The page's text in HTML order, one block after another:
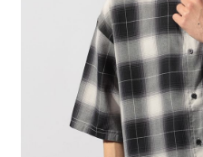
1.分期款項不併入電信帳單，「大哥
2.透過簡訊連結打開帳單後，可選擇
帳／街口支付／iPASS MONEY」等通
【注意事項】
1.本服務係由「台灣大哥大股份有限
用戶於交易時，得透過本服務購買商
買賣價金債權讓與本公司後，依約使
【「AFTEE先享後付」結帳流程】
１．於結帳方式選擇「AFTEE先享後
結帳頁面，進行簡訊認證並確認金額
２．訂單成立數日內，您將收到繳費
３．收到繳費通知簡訊後14天內，點
ATM／網路銀行／等多元方式進行
※ 請注意：結帳手續完成當下不需立
購買商品的店家。未經商家同意取消
付款後 全家取貨
每筆NT$80，滿NT$888(含以上)
7-11 取貨付款
每筆NT$80，滿NT$1,500(含以上
付款後 7-11取貨